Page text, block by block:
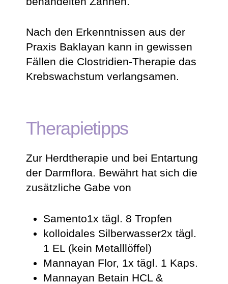
Nach den Erkenntnissen aus der
Praxis Baklayan kann in gewissen
Fällen die Clostridien-Therapie das
Krebswachstum verlangsamen.
Therapietipps
Zur Herdtherapie und bei Entartung
der Darmflora. Bewährt hat sich die
zusätzliche Gabe von
Samento1x tägl. 8 Tropfen
kolloidales Silberwasser2x tägl.
1 EL (kein Metalllöffel)
Mannayan Flor, 1x tägl. 1 Kaps.
Mannayan Betain HCL &